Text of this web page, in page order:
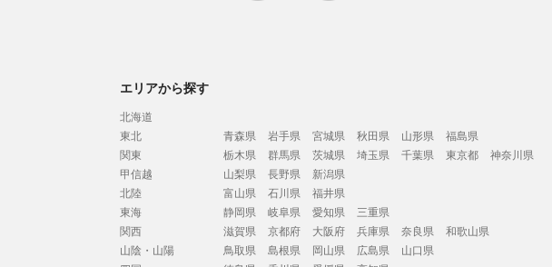
エリアから探す
北海道
東北
青森県 岩手県 宮城県 秋田県 山形県
福島県
関東
栃木県 群馬県 茨城県 埼玉県 千葉県 東京都
神奈川県
甲信越
山梨県 長野県
新潟県
北陸
富山県 石川県
福井県
東海
静岡県 岐阜県 愛知県
三重県
関西
滋賀県 京都府 大阪府 兵庫県 奈良県
和歌山県
山陰・山陽
鳥取県 島根県 岡山県 広島県
山口県